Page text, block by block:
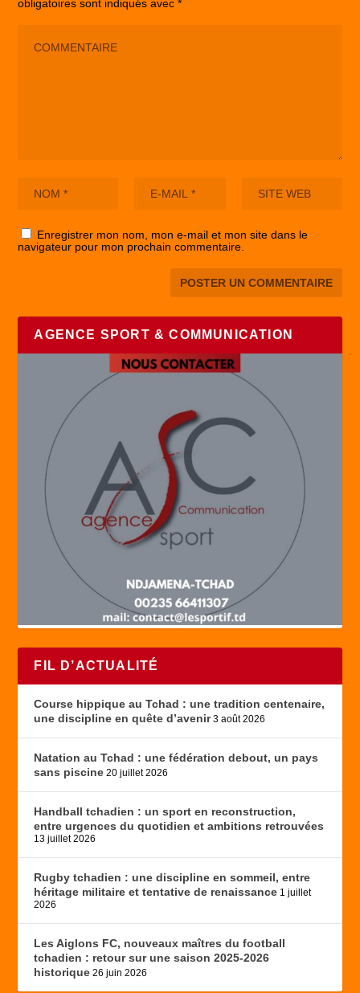
obligatoires sont indiqués avec*
Enregistrer mon nom, mon e-mail et mon site dans le
navigateur pour mon prochain commentaire.
AGENCE SPORT & COMMUNICATION
FIL D’ACTUALITÉ
Course hippique au Tchad : une tradition centenaire,
une discipline en quête d’avenir 3 août 2026
Natation au Tchad : une fédération debout, un pays
sans piscine 20 juillet 2026
Handball tchadien : un sport en reconstruction,
entre urgences du quotidien et ambitions retrouvées
13 juillet 2026
Rugby tchadien : une discipline en sommeil, entre
héritage militaire et tentative de renaissance 1 juillet
2026
Les Aiglons FC, nouveaux maîtres du football
tchadien : retour sur une saison 2025-2026
historique 26 juin 2026